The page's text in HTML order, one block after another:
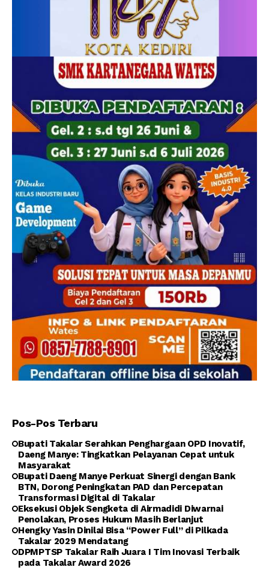
Pos-Pos Terbaru
Bupati Takalar Serahkan Penghargaan OPD Inovatif,
Daeng Manye: Tingkatkan Pelayanan Cepat untuk
Masyarakat
Bupati Daeng Manye Perkuat Sinergi dengan Bank
BTN, Dorong Peningkatan PAD dan Percepatan
Transformasi Digital di Takalar
Eksekusi Objek Sengketa di Airmadidi Diwarnai
Penolakan, Proses Hukum Masih Berlanjut
Hengky Yasin Dinilai Bisa “Power Full” di Pilkada
Takalar 2029 Mendatang
DPMPTSP Takalar Raih Juara I Tim Inovasi Terbaik
pada Takalar Award 2026